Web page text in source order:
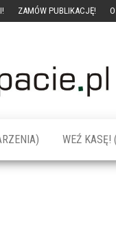
ZAMÓW PUBLIKACJĘ!
WEŹ KASĘ!